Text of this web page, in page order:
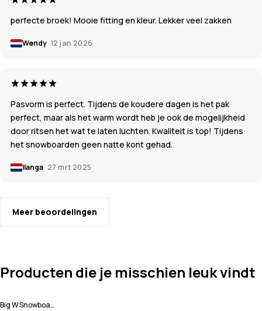
perfecte broek! Mooie fitting en kleur. Lekker veel zakken
Wendy 12 jan 2026
Pasvorm is perfect. Tijdens de koudere dagen is het pak
perfect, maar als het warm wordt heb je ook de mogelijkheid
door ritsen het wat te laten luchten. Kwaliteit is top! Tijdens
het snowboarden geen natte kont gehad.
Ilanga 27 mrt 2025
Meer beoordelingen
Producten die je misschien leuk vindt
Big W Snowboard Broek Dames